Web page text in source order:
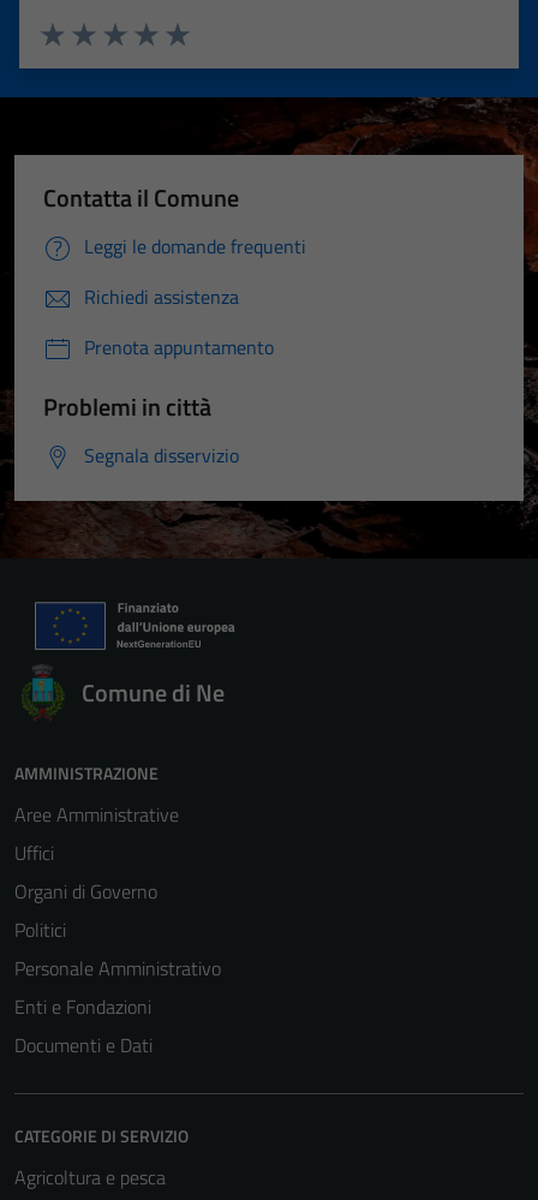
Valuta 5 stelle su 5
Valuta 4 stelle su 5
Valuta 3 stelle su 5
Valuta 2 stelle su 5
Valuta 1 stelle su 5
Contatta il Comune
Leggi le domande frequenti
Richiedi assistenza
Prenota appuntamento
Problemi in città
Segnala disservizio
Comune di Ne
AMMINISTRAZIONE
Aree Amministrative
Uffici
Organi di Governo
Politici
Personale Amministrativo
Enti e Fondazioni
Documenti e Dati
CATEGORIE DI SERVIZIO
Agricoltura e pesca